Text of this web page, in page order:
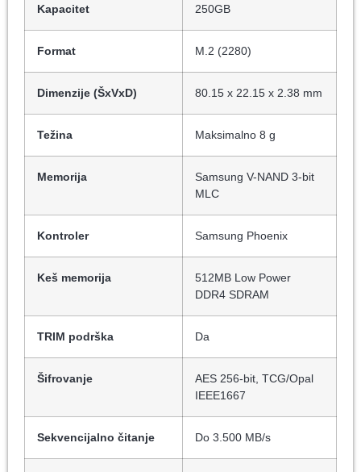
Kapacitet 250GB
Format M.2 (2280)
Dimenzije (ŠxVxD) 80.15 x 22.15 x 2.38 mm
Težina Maksimalno 8 g
Memorija
Samsung V-NAND 3-bit
MLC
Kontroler Samsung Phoenix
Keš memorija
512MB Low Power
DDR4 SDRAM
TRIM podrška Da
Šifrovanje
AES 256-bit, TCG/Opal
IEEE1667
Sekvencijalno čitanje Do 3.500 MB/s